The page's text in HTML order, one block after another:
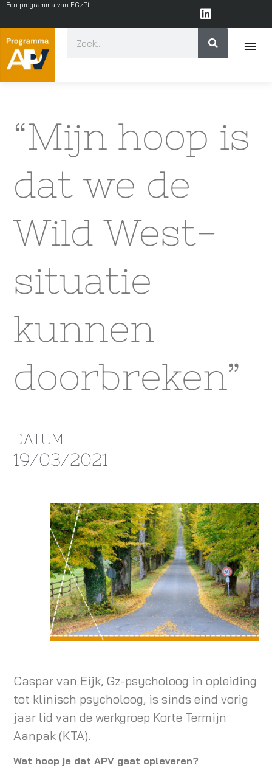
Een programma van FGzPt
“Mijn hoop is
dat we de
Wild West-
situatie
kunnen
doorbreken”
DATUM
19/03/2021
Caspar van Eijk, Gz-psycholoog in opleiding
tot klinisch psycholoog, is sinds eind vorig
jaar lid van de werkgroep Korte Termijn
Aanpak (KTA).
Wat hoop je dat APV gaat opleveren?